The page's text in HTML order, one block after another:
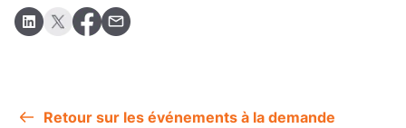
Retour sur les événements à la demande